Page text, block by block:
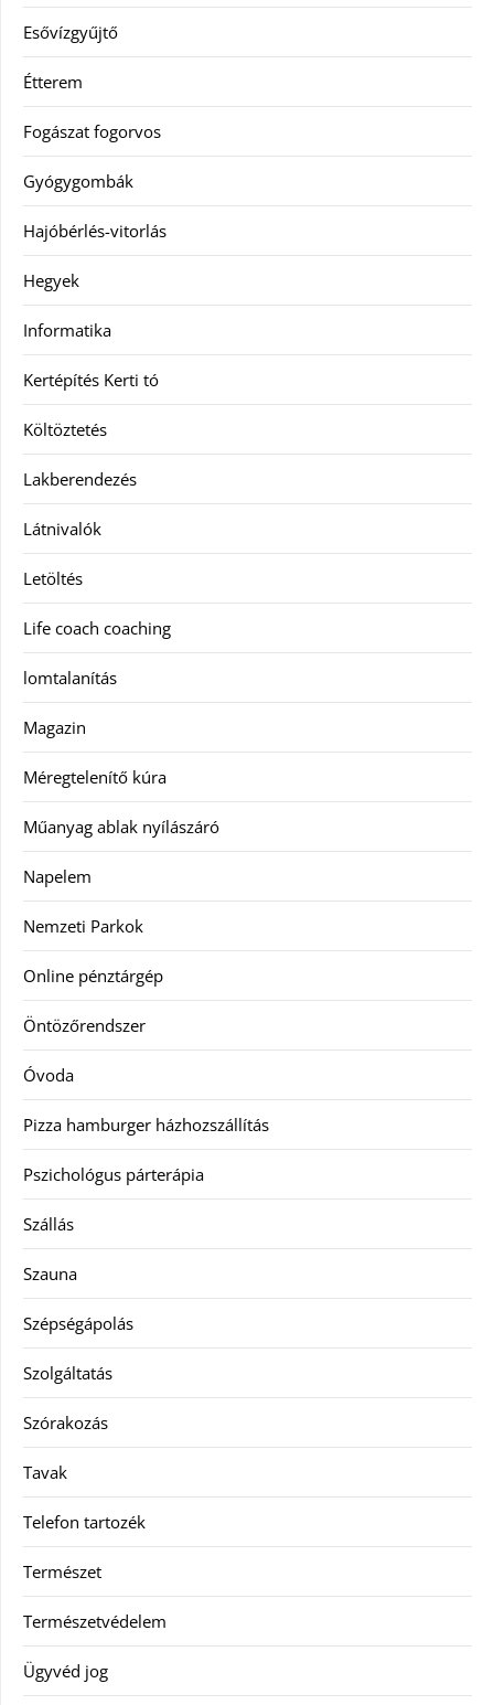
Esővízgyűjtő
Étterem
Fogászat fogorvos
Gyógygombák
Hajóbérlés-vitorlás
Hegyek
Informatika
Kertépítés Kerti tó
Költöztetés
Lakberendezés
Látnivalók
Letöltés
Life coach coaching
lomtalanítás
Magazin
Méregtelenítő kúra
Műanyag ablak nyílászáró
Napelem
Nemzeti Parkok
Online pénztárgép
Öntözőrendszer
Óvoda
Pizza hamburger házhozszállítás
Pszichológus párterápia
Szállás
Szauna
Szépségápolás
Szolgáltatás
Szórakozás
Tavak
Telefon tartozék
Természet
Természetvédelem
Ügyvéd jog